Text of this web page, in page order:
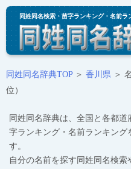
同姓同名検索・苗字ランキング・名前ラ
同姓同名辞典TOP＞ 香川県 ＞
位）
同姓同名辞典は、全国と各都
字ランキング・名前ランキン
す。
自分の名前を探す同姓同名検